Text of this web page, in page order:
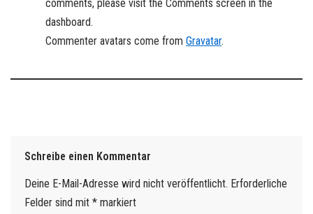
comments, please visit the Comments screen in the
dashboard.
Commenter avatars come from Gravatar.
Schreibe einen Kommentar
Deine E-Mail-Adresse wird nicht veröffentlicht. Erforderliche
Felder sind mit * markiert